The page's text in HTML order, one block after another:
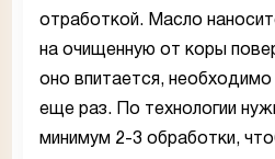
отработкой. Масло
на очищенную от коры
оно впитается,
еще раз. По технологии
минимум 2-3 обработки,